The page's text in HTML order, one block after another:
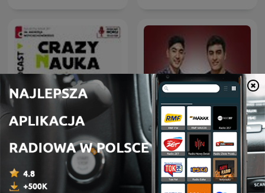
Crazy Nauka Deutsche Podcasts